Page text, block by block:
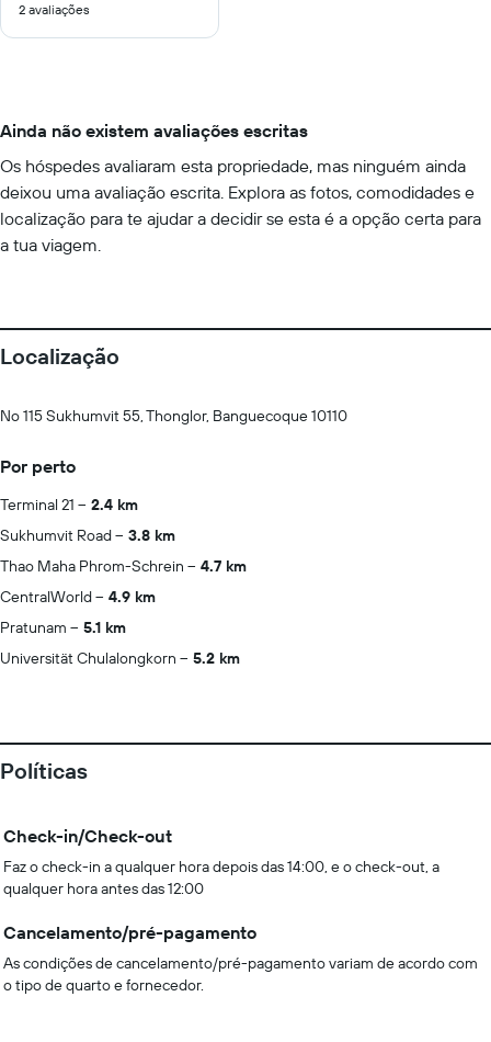
10
2 avaliações
Ainda não existem avaliações escritas
Os hóspedes avaliaram esta propriedade, mas ninguém ainda
deixou uma avaliação escrita. Explora as fotos, comodidades e
localização para te ajudar a decidir se esta é a opção certa para
a tua viagem.
Localização
No 115 Sukhumvit 55, Thonglor, Banguecoque 10110
Por perto
Terminal 21
2.4 km
Sukhumvit Road
3.8 km
Thao Maha Phrom-Schrein
4.7 km
CentralWorld
4.9 km
Pratunam
5.1 km
Universität Chulalongkorn
5.2 km
Políticas
Check-in/Check-out
Faz o check-in a qualquer hora depois das 14:00, e o check-out, a
qualquer hora antes das 12:00
Cancelamento/pré-pagamento
As condições de cancelamento/pré-pagamento variam de acordo com
o tipo de quarto e fornecedor.